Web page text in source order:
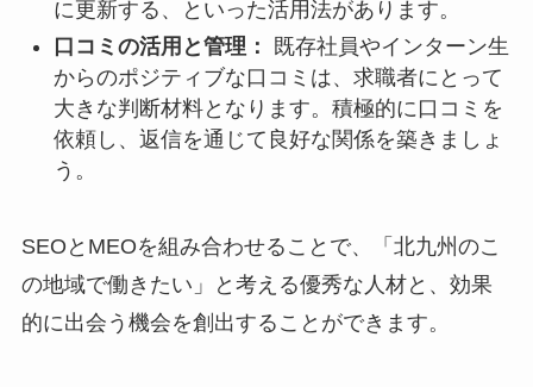
に更新する、といった活用法があります。
口コミの活用と管理：
既存社員やインターン生
からのポジティブな口コミは、求職者にとって
大きな判断材料となります。積極的に口コミを
依頼し、返信を通じて良好な関係を築きましょ
う。
SEOとMEOを組み合わせることで、「北九州のこ
の地域で働きたい」と考える優秀な人材と、効果
的に出会う機会を創出することができます。